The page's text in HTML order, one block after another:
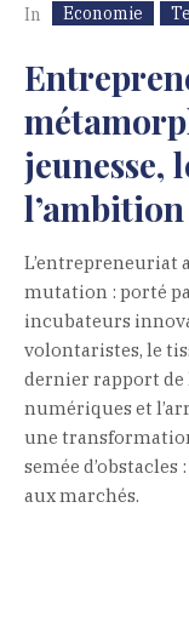
In
Economie
jeunesse,
l’ambition
L’entrepreneuriat
mutation : porté
incubateurs
volontaristes, le
dernier rapport de
numériques et
une
semée
aux marchés.